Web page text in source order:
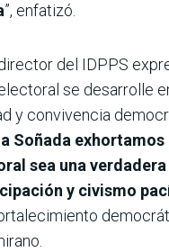
”, enfatizó.
del IDPPS
se desarrolle
y convivencia
Soñada exhortamos
sea una
y civismo